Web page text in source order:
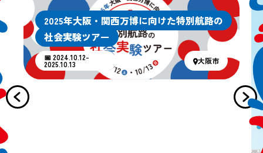
2025年大阪・関西万博に向けた特別航路の
社会実験ツアー
📅 2024.10.12-
2025.10.13 大阪市